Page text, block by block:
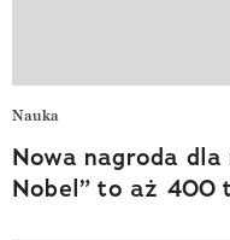
Nauka
Nowa nagroda dla
Nobel” to aż 400